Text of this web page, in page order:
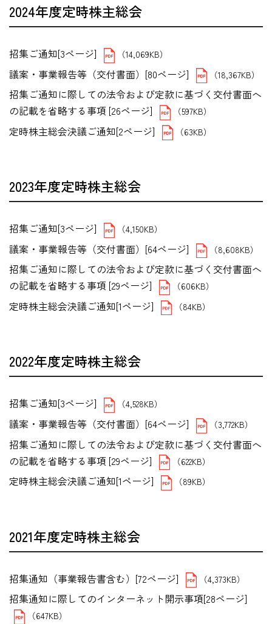
2024年度定時株主総会
招集ご通知[3ページ] （14,069KB）
議案・事業報告等（交付書面）[80ページ] （18,367KB）
招集ご通知に際しての法令および定款に基づく交付書面へ
の記載を省略する事項 [26ページ]
（597KB）
定時株主総会決議ご通知[2ページ] （63KB）
2023年度定時株主総会
招集ご通知[3ページ] （4,150KB）
議案・事業報告等（交付書面）[64ページ] （8,608KB）
招集ご通知に際しての法令および定款に基づく交付書面へ
の記載を省略する事項 [29ページ]
（606KB）
定時株主総会決議ご通知[1ページ] （84KB）
2022年度定時株主総会
招集ご通知[3ページ] （4,528KB）
議案・事業報告等（交付書面）[64ページ] （3,772KB）
招集ご通知に際しての法令および定款に基づく交付書面へ
の記載を省略する事項 [29ページ]
（622KB）
定時株主総会決議ご通知[1ページ] （89KB）
2021年度定時株主総会
招集通知（事業報告書含む）[72ページ] （4,373KB）
招集通知に際してのインターネット開示事項[28ページ]
（647KB）